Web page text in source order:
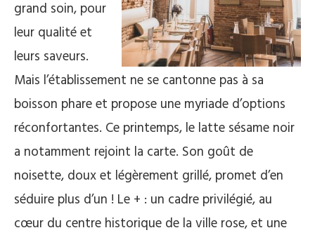
grand soin, pour
leur qualité et
leurs saveurs.
Mais l’établissement ne se cantonne pas à sa
boisson phare et propose une myriade d’options
réconfortantes. Ce printemps, le latte sésame noir
a notamment rejoint la carte. Son goût de
noisette, doux et légèrement grillé, promet d’en
séduire plus d’un ! Le + : un cadre privilégié, au
cœur du centre historique de la ville rose, et une